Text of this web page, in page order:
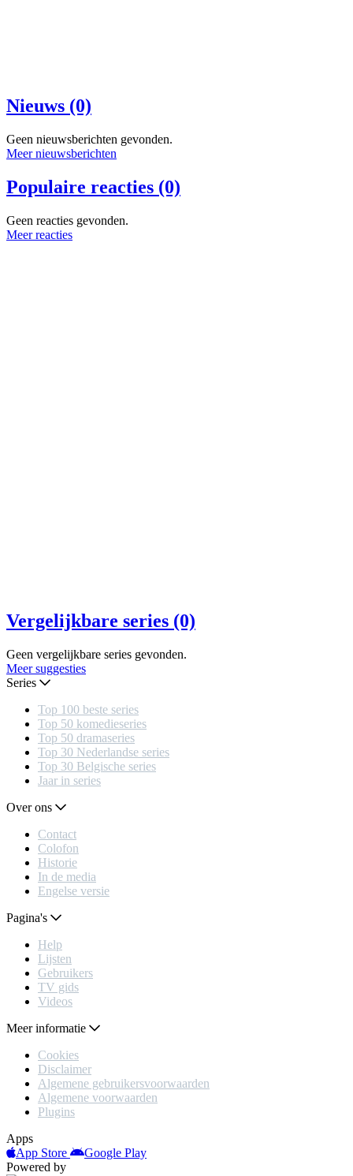
Nieuws (0)
Geen nieuwsberichten gevonden.
Meer nieuwsberichten
Populaire reacties (0)
Geen reacties gevonden.
Meer reacties
Vergelijkbare series (0)
Geen vergelijkbare series gevonden.
Meer suggesties
Series
Top 100 beste series
Top 50 komedieseries
Top 50 dramaseries
Top 30 Nederlandse series
Top 30 Belgische series
Jaar in series
Over ons
Contact
Colofon
Historie
In de media
Engelse versie
Pagina's
Help
Lijsten
Gebruikers
TV gids
Videos
Meer informatie
Cookies
Disclaimer
Algemene gebruikersvoorwaarden
Algemene voorwaarden
Plugins
Apps
App Store
Google Play
Powered by